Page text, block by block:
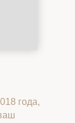
года,